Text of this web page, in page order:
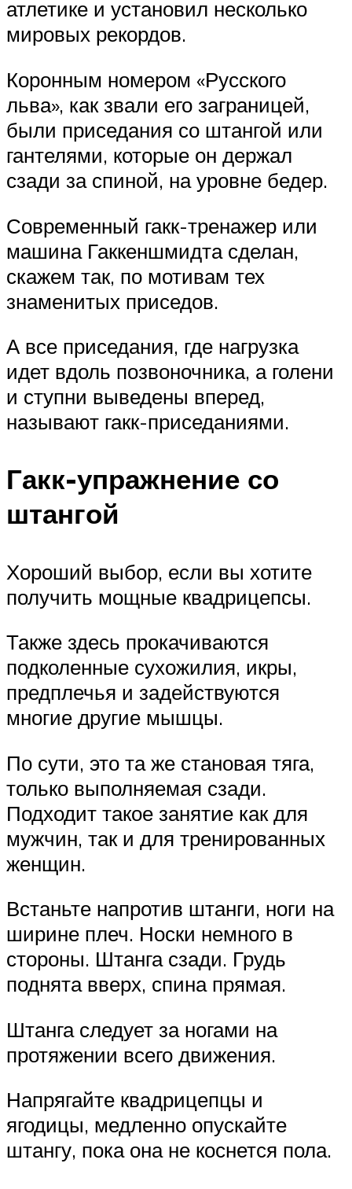
атлетике и установил несколько
мировых рекордов.
Коронным номером «Русского
льва», как звали его заграницей,
были приседания со штангой или
гантелями, которые он держал
сзади за спиной, на уровне бедер.
Современный гакк-тренажер или
машина Гаккеншмидта сделан,
скажем так, по мотивам тех
знаменитых приседов.
А все приседания, где нагрузка
идет вдоль позвоночника, а голени
и ступни выведены вперед,
называют гакк-приседаниями.
Гакк-упражнение со
штангой
Хороший выбор, если вы хотите
получить мощные квадрицепсы.
Также здесь прокачиваются
подколенные сухожилия, икры,
предплечья и задействуются
многие другие мышцы.
По сути, это та же становая тяга,
только выполняемая сзади.
Подходит такое занятие как для
мужчин, так и для тренированных
женщин.
Встаньте напротив штанги, ноги на
ширине плеч. Носки немного в
стороны. Штанга сзади. Грудь
поднята вверх, спина прямая.
Штанга следует за ногами на
протяжении всего движения.
Напрягайте квадрицепцы и
ягодицы, медленно опускайте
штангу, пока она не коснется пола.